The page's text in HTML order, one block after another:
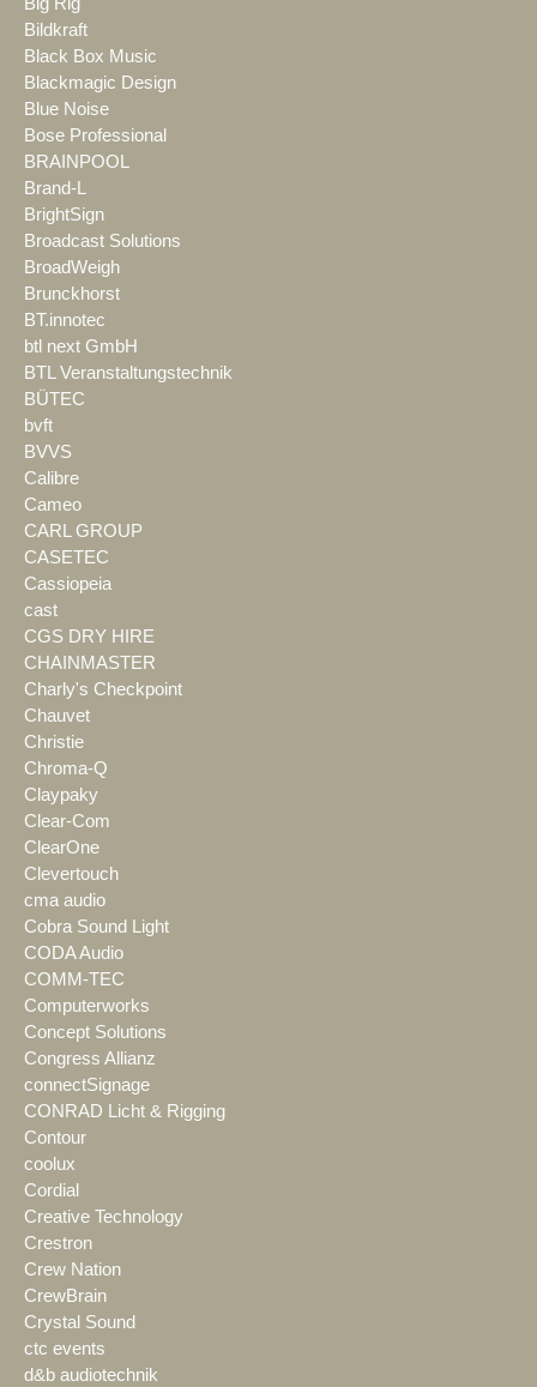
Big Rig
Bildkraft
Black Box Music
Blackmagic Design
Blue Noise
Bose Professional
BRAINPOOL
Brand-L
BrightSign
Broadcast Solutions
BroadWeigh
Brunckhorst
BT.innotec
btl next GmbH
BTL Veranstaltungstechnik
BÜTEC
bvft
BVVS
Calibre
Cameo
CARL GROUP
CASETEC
Cassiopeia
cast
CGS DRY HIRE
CHAINMASTER
Charly's Checkpoint
Chauvet
Christie
Chroma-Q
Claypaky
Clear-Com
ClearOne
Clevertouch
cma audio
Cobra Sound Light
CODA Audio
COMM-TEC
Computerworks
Concept Solutions
Congress Allianz
connectSignage
CONRAD Licht & Rigging
Contour
coolux
Cordial
Creative Technology
Crestron
Crew Nation
CrewBrain
Crystal Sound
ctc events
d&b audiotechnik